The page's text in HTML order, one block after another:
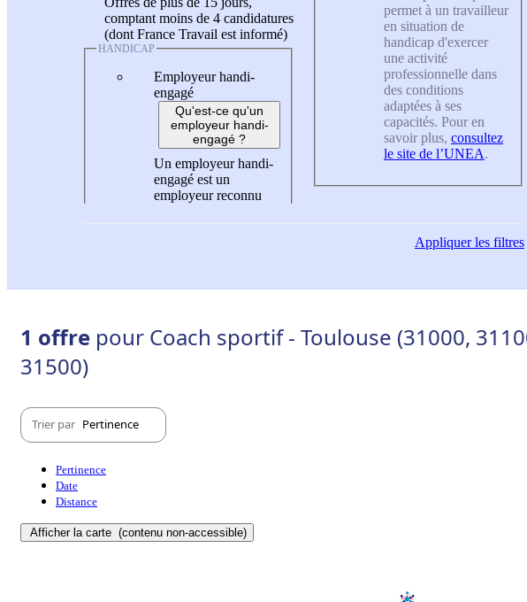
comptant moins de 4 candidatures
(dont France Travail est informé)
HANDICAP
Employeur handi-
engagé
Qu'est-ce qu'un
employeur handi-
engagé ?
Un employeur handi-
engagé est un
employeur reconnu
permet à un travailleur
en situation de
handicap d'exercer
une activité
professionnelle dans
des conditions
adaptées à ses
capacités. Pour en
savoir plus, consultez
le site de l’UNEA.
Appliquerles filtres
1 offre pour Coach sportif - Toulouse (31000,
31500)
Trier par Pertinence
Pertinence
Date
Distance
Afficher la carte (contenu non-accessible)